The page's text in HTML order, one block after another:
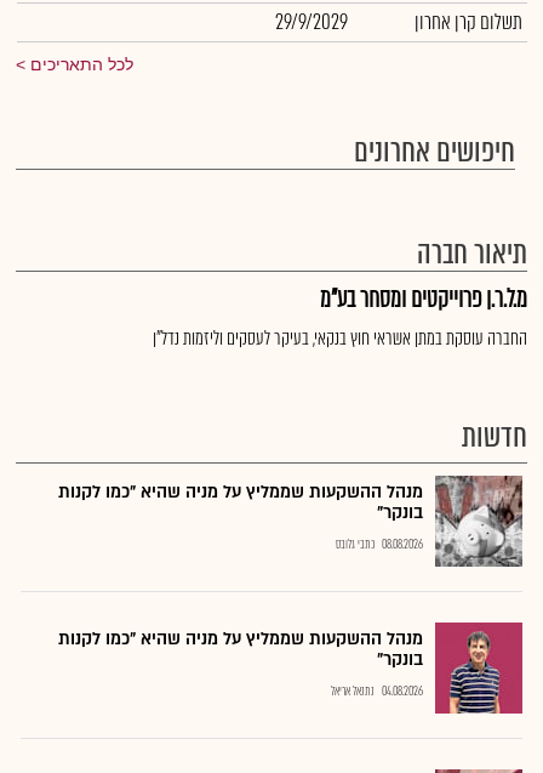
תשלום קרן אחרון
29/9/2029
לכל התאריכים
חיפושים אחרונים
תיאור חברה
מ.ל.ר.ן פרוייקטים ומסחר בע"מ
החברה עוסקת במתן אשראי חוץ בנקאי, בעיקר לעסקים וליזמות נדל"ן
חדשות
מנהל ההשקעות שממליץ על מניה שהיא "כמו לקנות
בונקר"
08.08.2026 כתבי גלובס
מנהל ההשקעות שממליץ על מניה שהיא "כמו לקנות
בונקר"
04.08.2026 נתנאל אריאל